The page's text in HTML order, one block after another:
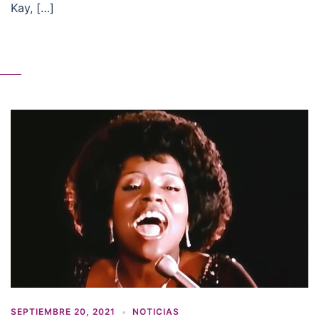
Kay, […]
SEPTIEMBRE 20, 2021 NOTICIAS